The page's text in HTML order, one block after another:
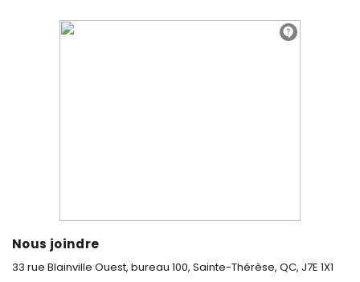
Nous joindre
33 rue Blainville Ouest, bureau 100, Sainte-Thérèse, QC, J7E 1X1